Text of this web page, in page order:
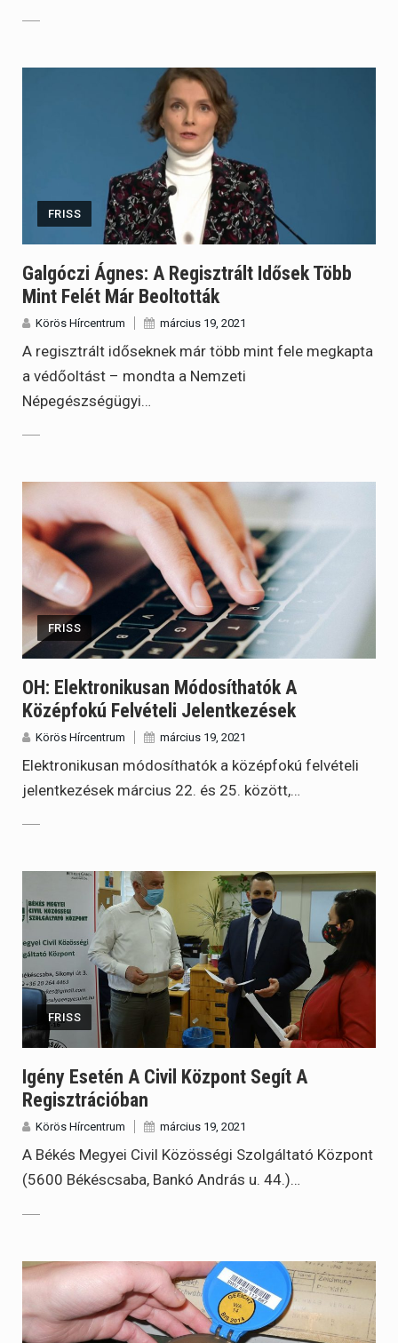
FRISS
Galgóczi Ágnes: A Regisztrált Idősek Több
Mint Felét Már Beoltották
Körös Hírcentrum március 19, 2021
A regisztrált időseknek már több mint fele megkapta
a védőoltást – mondta a Nemzeti
Népegészségügyi…
FRISS
OH: Elektronikusan Módosíthatók A
Középfokú Felvételi Jelentkezések
Körös Hírcentrum március 19, 2021
Elektronikusan módosíthatók a középfokú felvételi
jelentkezések március 22. és 25. között,…
FRISS
Igény Esetén A Civil Központ Segít A
Regisztrációban
Körös Hírcentrum március 19, 2021
A Békés Megyei Civil Közösségi Szolgáltató Központ
(5600 Békéscsaba, Bankó András u. 44.)…